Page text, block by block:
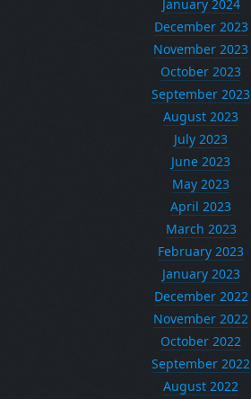
January 2024
December 2023
November 2023
October 2023
September 2023
August 2023
July 2023
June 2023
May 2023
April 2023
March 2023
February 2023
January 2023
December 2022
November 2022
October 2022
September 2022
August 2022